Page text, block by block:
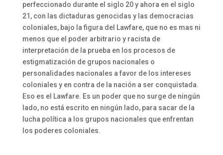
perfeccionado durante el siglo 20 y ahora en el siglo
21, con las dictaduras genocidas y las democracias
coloniales, bajo la figura del Lawfare, que no es mas ni
menos que el poder arbitrario y racista de
interpretación de la prueba en los procesos de
estigmatización de grupos nacionales o
personalidades nacionales a favor de los intereses
coloniales y en contra de la nación a ser conquistada.
Eso es el Lawfare. Es un poder que no surge de ningún
lado, no está escrito en ningún lado, para sacar de la
lucha política a los grupos nacionales que enfrentan
los poderes coloniales.